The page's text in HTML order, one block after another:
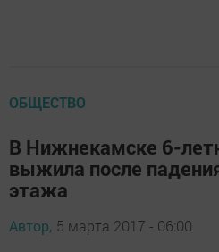
ОБЩЕСТВО
В Нижнекамске 6-
выжила после
этажа
Автор, 5 марта 2017 - 06:00